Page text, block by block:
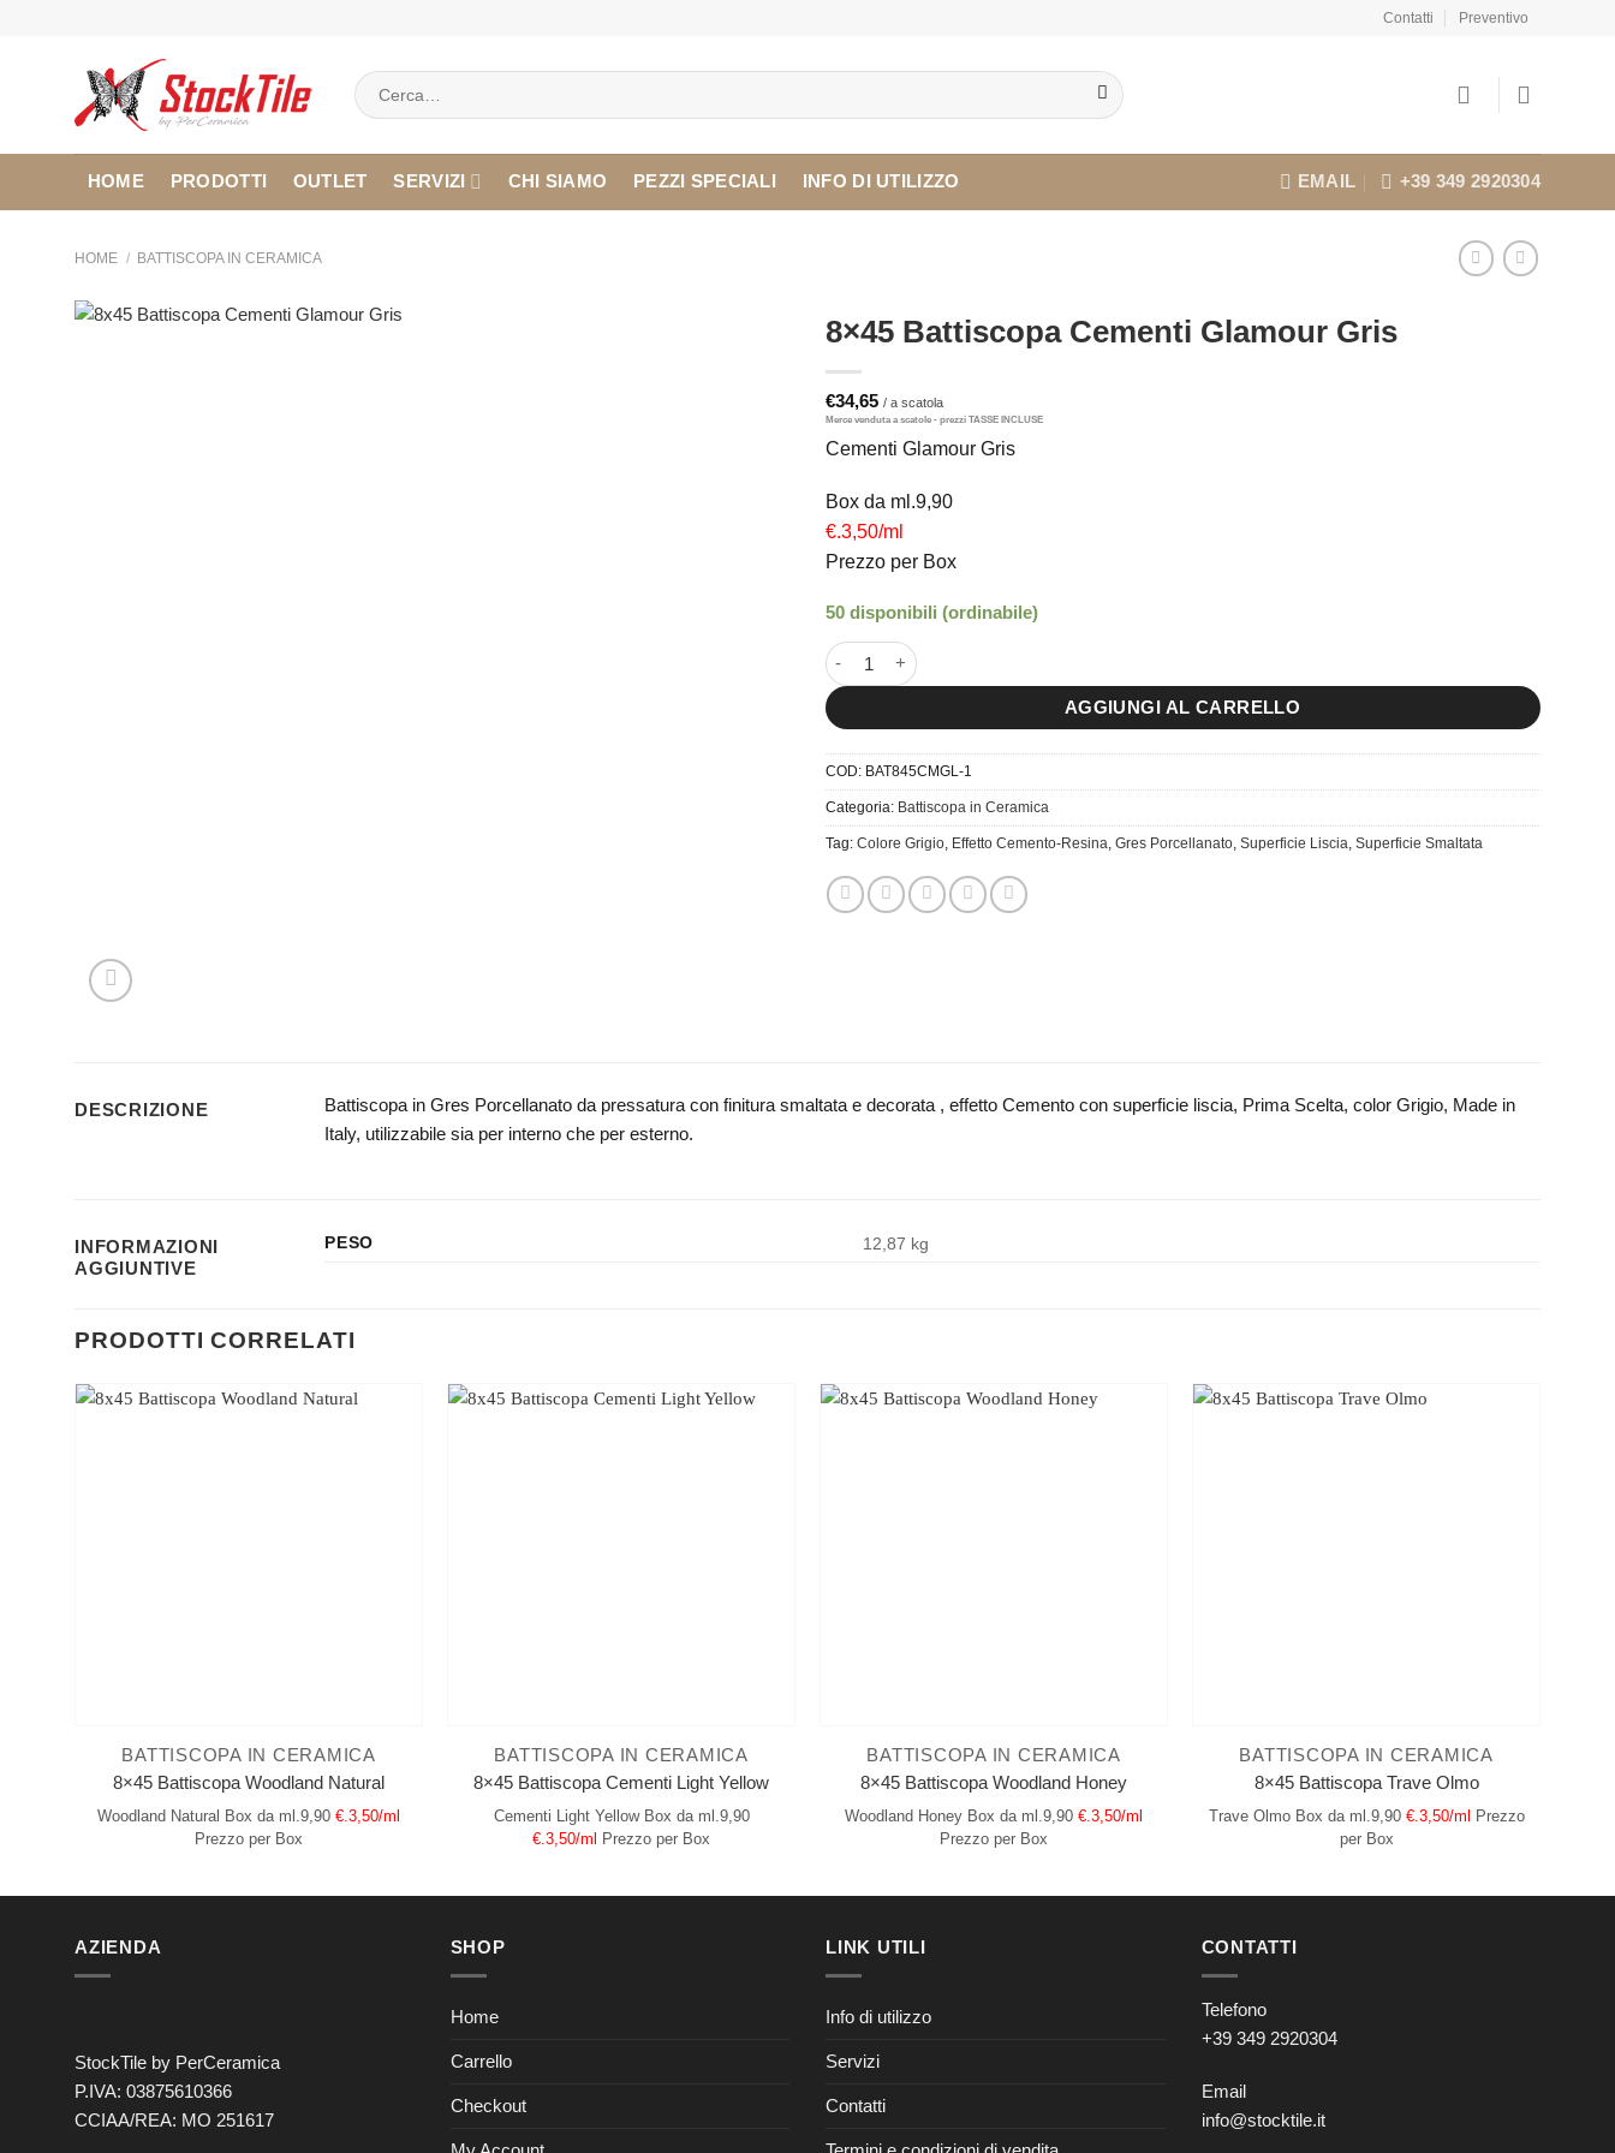
Contatti Preventivo
Cerca:
HOME PRODOTTI OUTLET SERVIZI CHI SIAMO PEZZI SPECIALI INFO DI UTILIZZO EMAIL +39 349 2920304
HOME / BATTISCOPA IN CERAMICA
8×45 Battiscopa Cementi Glamour Gris
€34,65
Cementi Glamour Gris
Box da ml.9,90
€.3,50/ml
Prezzo per Box
50 disponibili (ordinabile)
8x45 Battiscopa Cementi Glamour Gris quantità
AGGIUNGI AL CARRELLO
COD: BAT845CMGL-1
Categoria: Battiscopa in Ceramica
Tag: Colore Grigio, Effetto Cemento-Resina, Gres Porcellanato, Superficie Liscia, Superficie Smaltata
DESCRIZIONE
Battiscopa in Gres Porcellanato da pressatura con finitura smaltata e decorata , effetto Cemento con superficie liscia, Prima Scelta, color Grigio, Made in
Italy, utilizzabile sia per interno che per esterno.
INFORMAZIONI
AGGIUNTIVE
PESO 12,87 kg
PRODOTTI CORRELATI
BATTISCOPA IN CERAMICA
8×45 Battiscopa Woodland Natural
Woodland Natural Box da ml.9,90 €.3,50/ml
Prezzo per Box
BATTISCOPA IN CERAMICA
8×45 Battiscopa Cementi Light Yellow
Cementi Light Yellow Box da ml.9,90
€.3,50/ml Prezzo per Box
BATTISCOPA IN CERAMICA
8×45 Battiscopa Woodland Honey
Woodland Honey Box da ml.9,90 €.3,50/ml
Prezzo per Box
BATTISCOPA IN CERAMICA
8×45 Battiscopa Trave Olmo
Trave Olmo Box da ml.9,90 €.3,50/ml Prezzo
per Box
AZIENDA
StockTile by PerCeramica
P.IVA: 03875610366
CCIAA/REA: MO 251617
SHOP
Home
Carrello
Checkout
LINK UTILI
Info di utilizzo
Servizi
Contatti
CONTATTI
Telefono
+39 349 2920304
Email
info@stocktile.it